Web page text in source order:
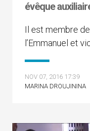
évêque
Il est membre
l’Emmanuel et
NOV 07, 2016 17:39
MARINA DROUJININA